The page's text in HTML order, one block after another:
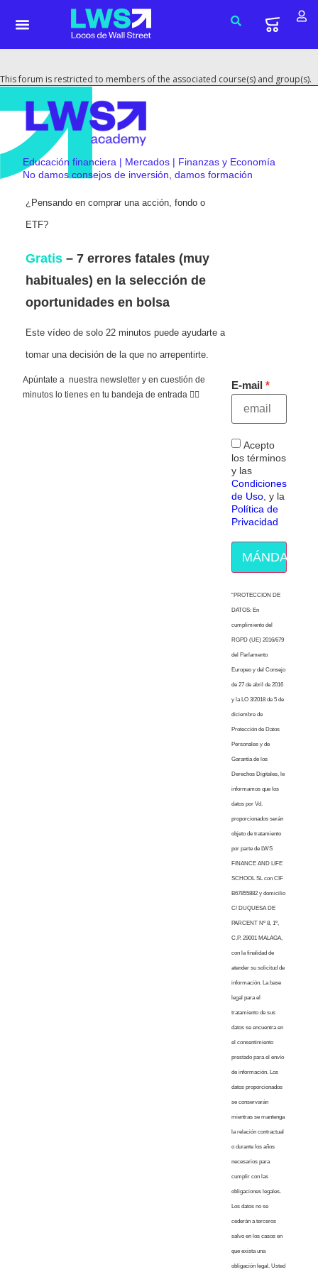
This forum is restricted to members of the associated course(s) and group(s).
Educación financiera | Mercados | Finanzas y Economía
No damos consejos de inversión, damos formación
¿Pensando en comprar una acción, fondo o
ETF?
Gratis – 7 errores fatales (muy
habituales) en la selección de
oportunidades en bolsa
Este vídeo de solo 22 minutos puede ayudarte a
tomar una decisión de la que no arrepentirte.
Apúntate a nuestra newsletter y en cuestión de
minutos lo tienes en tu bandeja de entrada 👇🏻
E-mail
Acepto
los términos
y las
Condiciones
de Uso, y la
Política de
Privacidad
MÁNDAME
“PROTECCION DE
DATOS: En
cumplimiento del
RGPD (UE) 2016/679
del Parlamento
Europeo y del Consejo
de 27 de abril de 2016
y la LO 3/2018 de 5 de
diciembre de
Protección de Datos
Personales y de
Garantía de los
Derechos Digitales, le
informamos que los
datos por Vd.
proporcionados serán
objeto de tratamiento
por parte de LWS
FINANCE AND LIFE
SCHOOL SL con CIF
B67855882 y domicilio
C/ DUQUESA DE
PARCENT Nº 8, 1º,
C.P. 29001 MALAGA,
con la finalidad de
atender su solicitud de
información. La base
legal para el
tratamiento de sus
datos se encuentra en
el consentimiento
prestado para el envío
de información. Los
datos proporcionados
se conservarán
mientras se mantenga
la relación contractual
o durante los años
necesarios para
cumplir con las
obligaciones legales.
Los datos no se
cederán a terceros
salvo en los casos en
que exista una
obligación legal. Usted